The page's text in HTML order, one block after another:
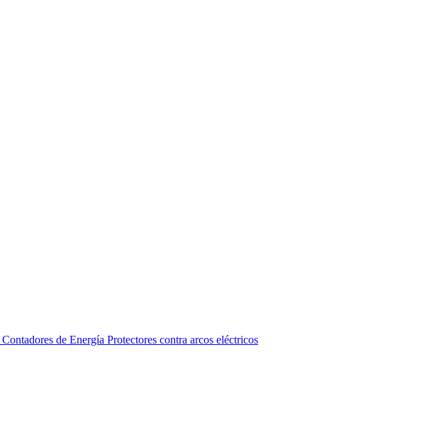
Contadores de Energía Protectores contra arcos eléctricos